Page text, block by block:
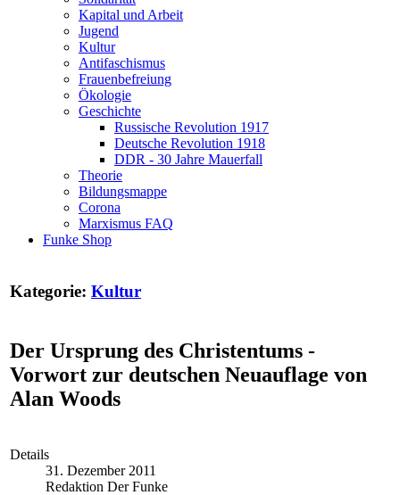
Kapital und Arbeit
Jugend
Kultur
Antifaschismus
Frauenbefreiung
Ökologie
Geschichte
Russische Revolution 1917
Deutsche Revolution 1918
DDR - 30 Jahre Mauerfall
Theorie
Bildungsmappe
Corona
Marxismus FAQ
Funke Shop
Kategorie: Kultur
Der Ursprung des Christentums -
Vorwort zur deutschen Neuauflage von
Alan Woods
Details
31. Dezember 2011
Redaktion Der Funke